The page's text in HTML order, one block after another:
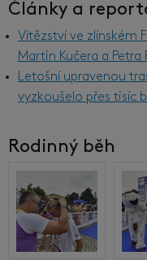
Články a
Vítězství ve zlínském
Martin Kučera a Petra
Letošní upravenou
vyzkoušelo přes tisíc
Rodinný běh